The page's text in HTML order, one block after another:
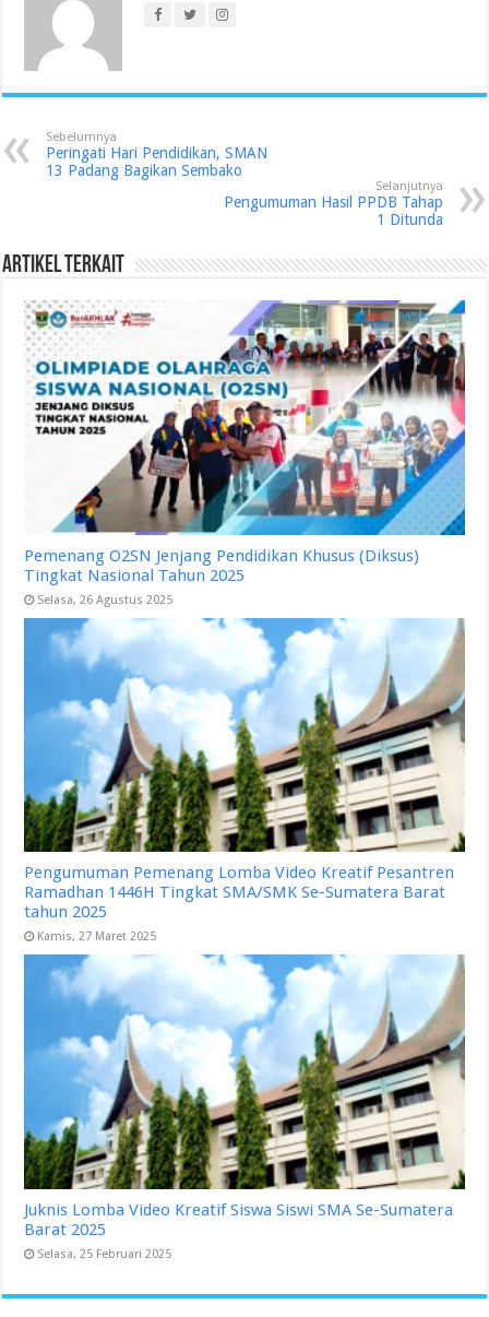
Sebelumnya
Peringati Hari Pendidikan, SMAN
13 Padang Bagikan Sembako
Selanjutnya
Pengumuman Hasil PPDB Tahap
1 Ditunda
Artikel Terkait
Pemenang O2SN Jenjang Pendidikan Khusus (Diksus)
Tingkat Nasional Tahun 2025
Selasa, 26 Agustus 2025
Pengumuman Pemenang Lomba Video Kreatif Pesantren
Ramadhan 1446H Tingkat SMA/SMK Se-Sumatera Barat
tahun 2025
Kamis, 27 Maret 2025
Juknis Lomba Video Kreatif Siswa Siswi SMA Se-Sumatera
Barat 2025
Selasa, 25 Februari 2025